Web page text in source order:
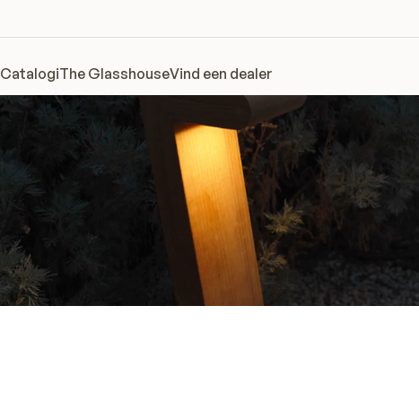
CatalogiThe GlasshouseVind een dealer